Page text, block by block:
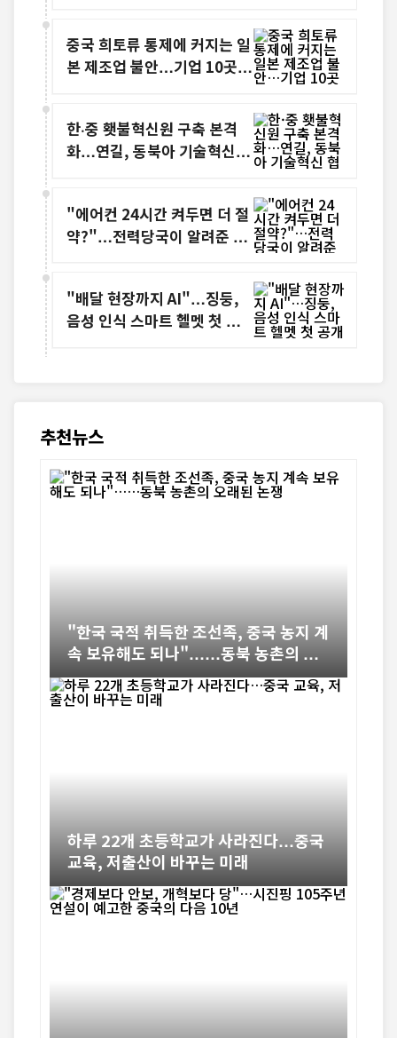
중국 희토류 통제에 커지는 일
본 제조업 불안…기업 10곳
한·중 횃불혁신원 구축 본격
화…연길, 동북아 기술혁신 협
"에어컨 24시간 켜두면 더 절
약?"…전력당국이 알려준 진
"배달 현장까지 AI"…징둥,
음성 인식 스마트 헬멧 첫 공
추천뉴스
"한국 국적 취득한 조선족, 중국 농지 계
속 보유해도 되나"……동북 농촌의 오
래된 논쟁
하루 22개 초등학교가 사라진다…중국
교육, 저출산이 바꾸는 미래